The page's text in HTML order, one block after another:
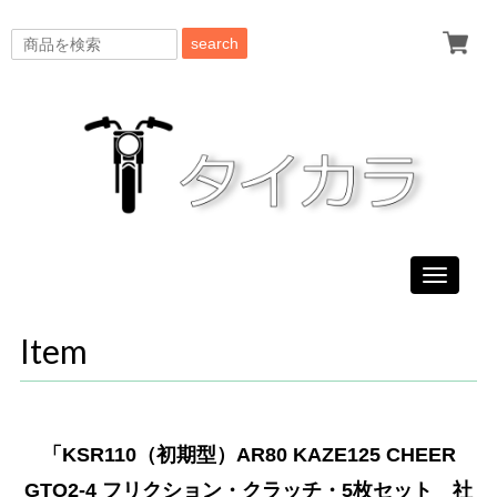
search
Toggle
Item
「KSR110（初期型）AR80 KAZE125 CHEER
GTO2-4 フリクション・クラッチ・5枚セット 社